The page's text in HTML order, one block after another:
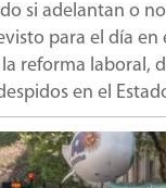
si adelantan o
para el día en
reforma laboral,
en el